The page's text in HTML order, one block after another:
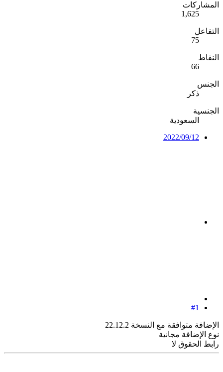
المشاركات
1,625
التفاعل
75
النقاط
66
الجنس
ذكر
الجنسية
السعودية
2022/09/12
#1
الإضافة متوافقة مع النسخة 22.12.2
نوع الإضافة مجانية
رابط الحقوق لا